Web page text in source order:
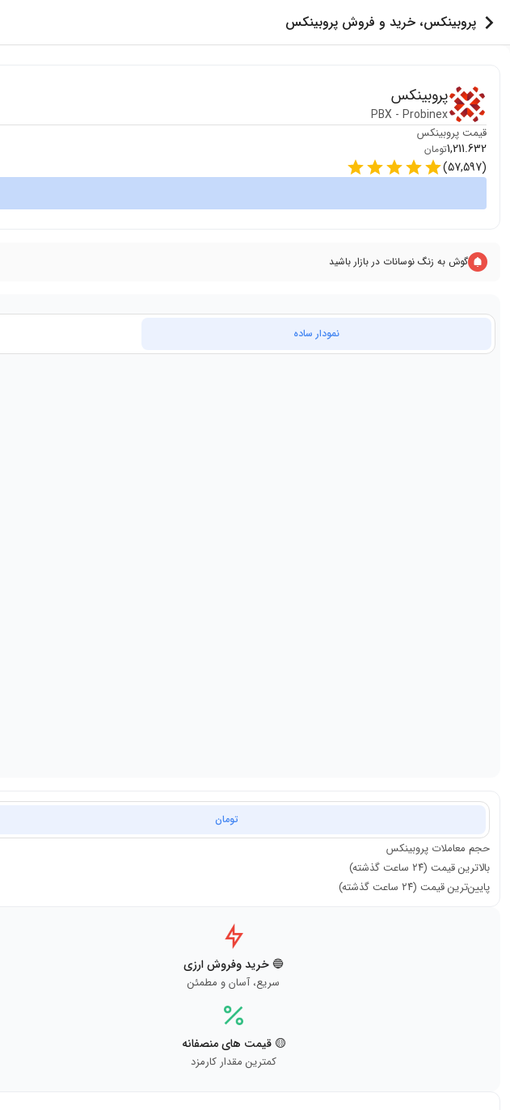
پروبینکس، خرید و فروش پروبینکس
پروبینکس
PBX - Probinex
قیمت پروبینکس
1,211.632تومان
(
57,597
)
گوش به زنگ نوسانات در بازار باشید
نمودار ساده
تومان
حجم معاملات پروبینکس
بالاترین قیمت (۲۴ ساعت گذشته)
پایین‌ترین قیمت (۲۴ ساعت گذشته)
🔵 خرید وفروش ارزی
سریع، آسان و مطمئن
🟡 قیمت های منصفانه
کمترین مقدار کارمزد